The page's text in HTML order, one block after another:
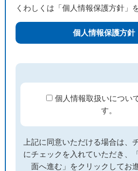
くわしくは「個人情報保護方針」
個人情報保護方針
個人情報取扱いについ
す。
上記に同意いただける場合は、
にチェックを入れていただき、
面へ進む」をクリックしてお